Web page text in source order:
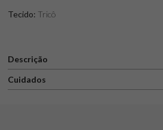
Tecido: Tricô
Descrição
Cuidados